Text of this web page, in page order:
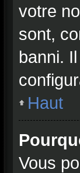
votre
sont,
banni.
Haut
Vous